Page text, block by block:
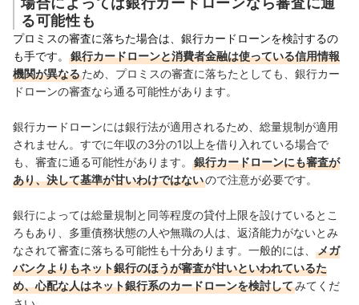
る可能性も
プロミスの審査に落ちた場合は、銀行カードローンを検討するの
も手です。
銀行カードローンと消費者金融は使っている信用情報
機関が異なるため、 プロミスの審査に落ちたとしても、銀行カー
ドローンの審査なら通る可能性があります。
銀行カードローンには銀行法が適用されるため、総量規制が適用
されません。すでに年収の3分の1以上を借り入れている場合で
も、審査に通る可能性があります。
銀行カードローンにも審査が
あり、決して基準が甘いわけではないので注意が必要です。
銀行によっては総量規制と同等程度の貸付上限を設けているとこ
ろもあり、多重債務状態の人や無職の人は、返済能力がないとみ
なされて審査に落ちる可能性も十分あります。 一般的には、
メガ
バンクよりもネット銀行のほうが審査が甘いといわれているた
め、心配な人はネット銀行系のカードローンを検討してみてくだ